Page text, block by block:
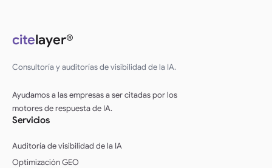
citelayer®
Consultoría y auditorías de visibilidad de la IA.
Ayudamos a las empresas a ser citadas por los
motores de respuesta de IA.
Servicios
Auditoría de visibilidad de la IA
Optimización GEO